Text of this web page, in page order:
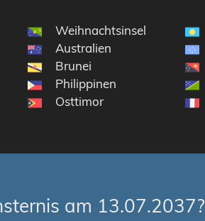
Weihnachtsinsel
Australien
Brunei
Philippinen
Osttimor
am 13.07.2037?